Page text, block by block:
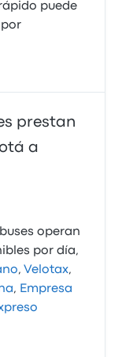
puede
por
prestan
a
operan
por día,
, Velotax,
, Empresa